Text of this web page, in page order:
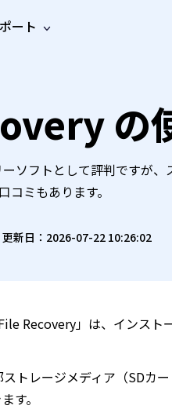
LINE データ復元
LINEのデータを復元
ドキュ
メント
修復
AI
写真高
画質化
オン
オン
オン
オン
Fixer
のDLLエラーを修復
Email Repair
損したPST/OSTファイルを修復
ート
の
ソフトとして評判ですが、
コミもあります。
更新日：2026-07-22 10:26:02
Recovery」は、インスト
トレージメディア（SDカ
す。